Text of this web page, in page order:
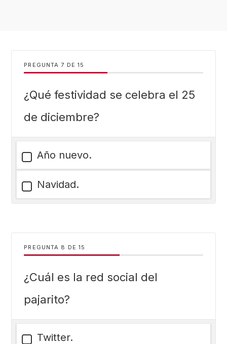
PREGUNTA DE 15
¿Qué festividad se celebra el 25
de diciembre?
Año nuevo.
Navidad.
PREGUNTA DE 15
¿Cuál es la red social del
pajarito?
Twitter.